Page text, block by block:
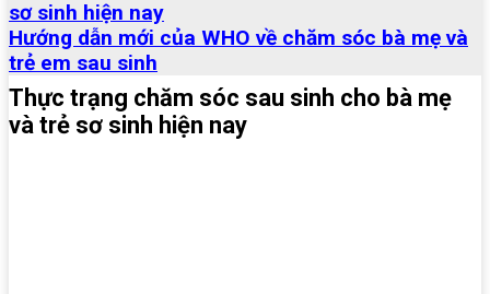
sơ sinh hiện nay
Hướng dẫn mới của WHO về chăm sóc bà mẹ và
trẻ em sau sinh
Thực trạng chăm sóc sau sinh cho bà mẹ
và trẻ sơ sinh hiện nay